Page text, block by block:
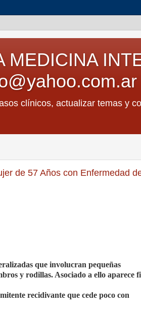
MEDICINA
clínicos, actualizar temas y
de 57 Años con Enfermedad
que involucran pequeñas
y rodillas. Asociado a ello aparece
recidivante que cede poco con